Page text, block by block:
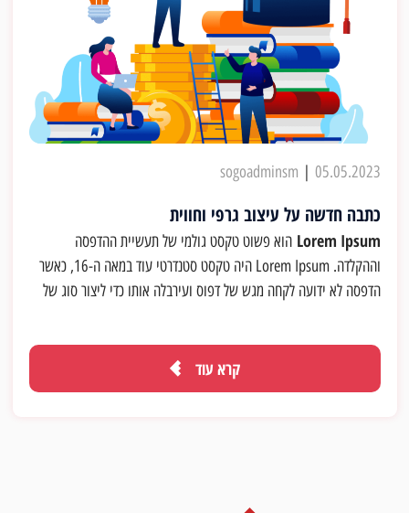
05.05.2023
|
sogoadminsm
כתבה חדשה על עיצוב גרפי וחווית
Lorem Ipsum הוא פשוט טקסט גולמי של תעשיית ההדפסה
וההקלדה. Lorem Ipsum היה טקסט סטנדרטי עוד במאה ה-16, כאשר
הדפסה לא ידועה לקחה מגש של דפוס ועירבלה אותו כדי ליצור סוג של
לתוך ההדפסה האלקטרונית, ונותר כמו שהוא ביסודו. ספר זה הפך
פופולרי יותר בשנות ה-60 עם ההוצאה לאור של גליון פונטי המכיל
פסקאות של Lorem Ipsum. ועוד יותר לאחרונה עם פרסום תוכנות
קרא עוד